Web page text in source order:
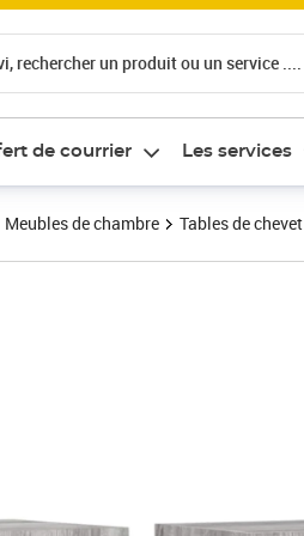
rechercher un produit ou un service ....
de courrier Les services
Meubles de chambre Tables de chevet